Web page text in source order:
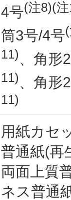
4号(注8)(
筒3号/4号
11)、角形
11)、角形
11)
用紙カセ
普通紙(再
両面上質
ネス普通